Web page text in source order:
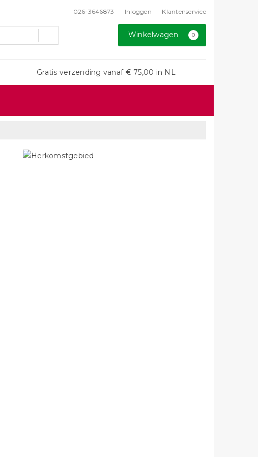
026-3646873 Inloggen Klantenservice
Winkelwagen 0
Gratis verzending vanaf € 75,00 in NL